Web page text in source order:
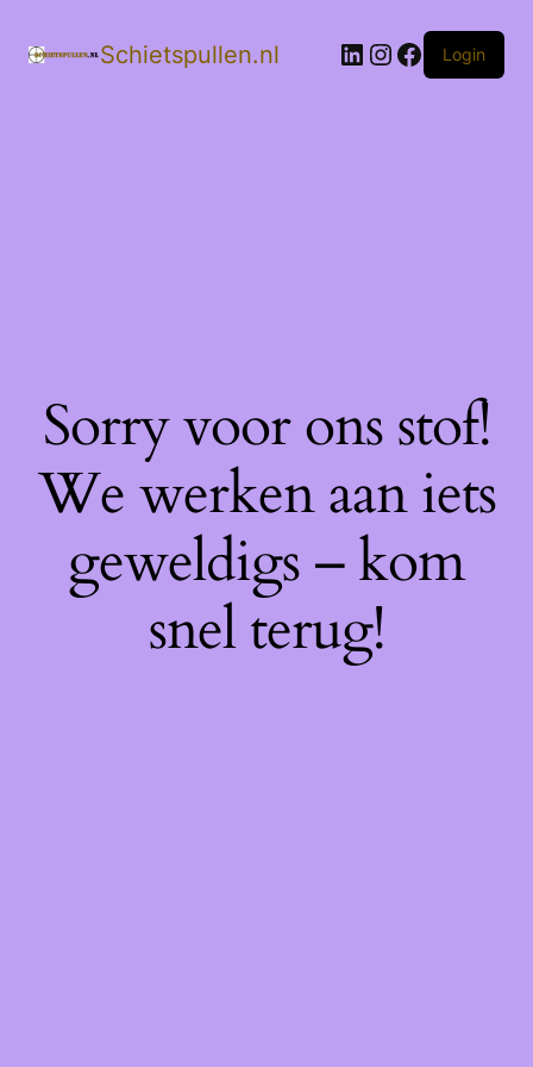
Schietspullen.nl LinkedIn
Instagram
Facebook
Login
Sorry voor ons stof!
We werken aan iets
geweldigs – kom
snel terug!